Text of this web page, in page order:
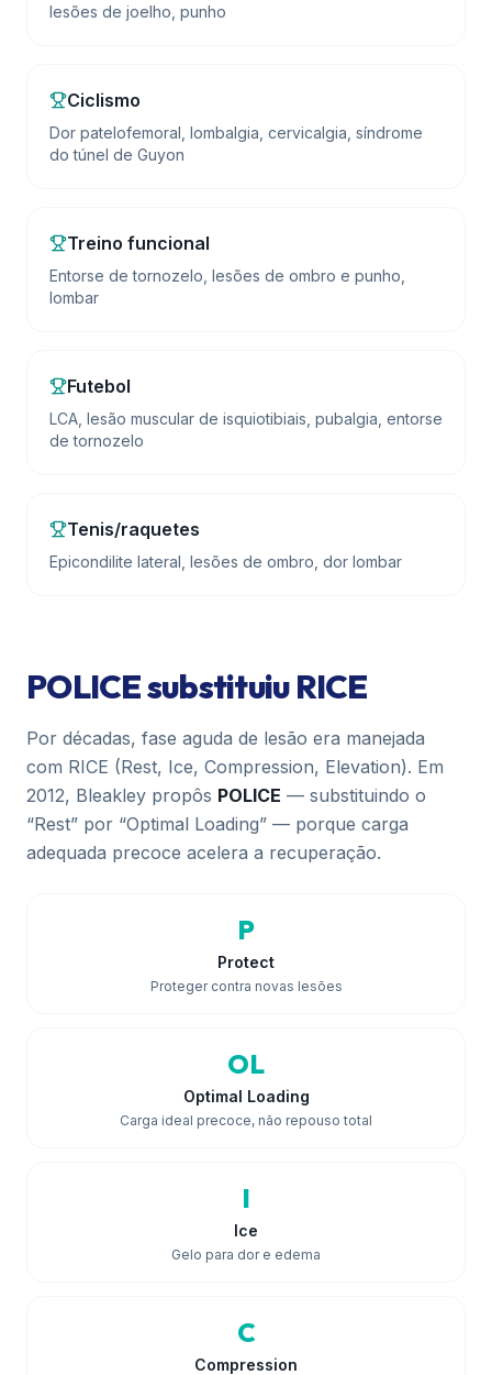
lesões de joelho, punho
Ciclismo
Dor patelofemoral, lombalgia, cervicalgia, síndrome
do túnel de Guyon
Treino funcional
Entorse de tornozelo, lesões de ombro e punho,
lombar
Futebol
LCA, lesão muscular de isquiotibiais, pubalgia, entorse
de tornozelo
Tenis/raquetes
Epicondilite lateral, lesões de ombro, dor lombar
POLICE substituiu RICE
Por décadas, fase aguda de lesão era manejada
com RICE (Rest, Ice, Compression, Elevation). Em
2012, Bleakley propôs POLICE — substituindo o
“Rest” por “Optimal Loading” — porque carga
adequada precoce acelera a recuperação.
P
Protect
Proteger contra novas lesões
OL
Optimal Loading
Carga ideal precoce, não repouso total
I
Ice
Gelo para dor e edema
C
Compression